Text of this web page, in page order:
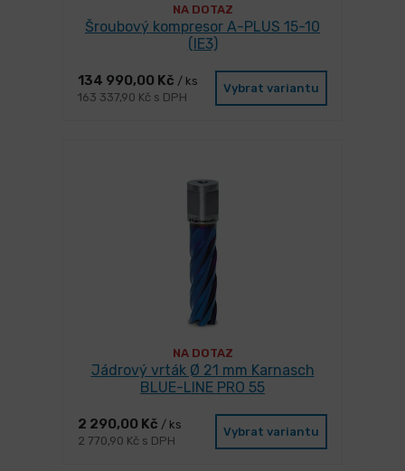
NA DOTAZ
Šroubový kompresor A-PLUS 15-10
(IE3)
134 990,00 Kč / ks
163 337,90 Kč s DPH
Vybrat variantu
NA DOTAZ
Jádrový vrták Ø 21 mm Karnasch
BLUE-LINE PRO 55
2 290,00 Kč / ks
2 770,90 Kč s DPH
Vybrat variantu